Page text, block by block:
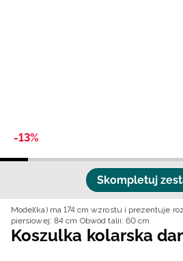
-13%
Skompletuj
Model(ka) ma 174 cm wzrostu i prezentuje
piersiowej: 84 cm Obwód talii: 60 cm
Koszulka kolarska